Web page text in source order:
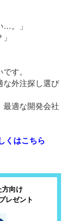
…。」
す。
な外注探し選び
最適な開発会社
くはこちら
方向け
レゼント